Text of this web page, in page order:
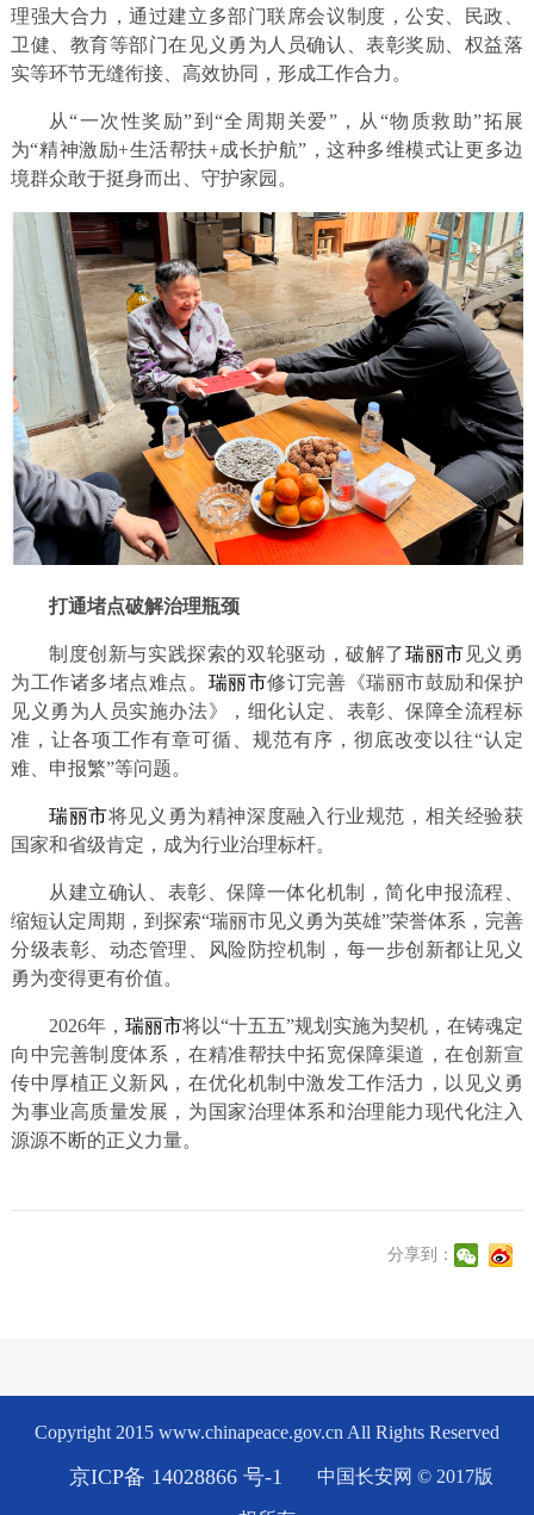
理强大合力，通过建立多部门联席会议制度，公安、民政、
卫健、教育等部门在见义勇为人员确认、表彰奖励、权益落
实等环节无缝衔接、高效协同，形成工作合力。
从“一次性奖励”到“全周期关爱”，从“物质救助”拓展
为“精神激励+生活帮扶+成长护航”，这种多维模式让更多边
境群众敢于挺身而出、守护家园。
打通堵点破解治理瓶颈
制度创新与实践探索的双轮驱动，破解了瑞丽市 见义勇
为工作诸多堵点难点。 瑞丽市修订完善《瑞丽市鼓励和保护
见义勇为人员实施办法》，细化认定、表彰、保障全流程标
准，让各项工作有章可循、规范有序，彻底改变以往“认定
难、申报繁”等问题。
瑞丽市将见义勇为精神深度融入行业规范，相关经验获
国家和省级肯定，成为行业治理标杆。
从建立确认、表彰、保障一体化机制，简化申报流程、
缩短认定周期，到探索“瑞丽市见义勇为英雄”荣誉体系，完善
分级表彰、动态管理、风险防控机制，每一步创新都让见义
勇为变得更有价值。
2026年， 瑞丽市将以“十五五”规划实施为契机，在铸魂定
向中完善制度体系，在精准帮扶中拓宽保障渠道，在创新宣
传中厚植正义新风，在优化机制中激发工作活力，以见义勇
为事业高质量发展，为国家治理体系和治理能力现代化注入
源源不断的正义力量。
分享到：
Copyright 2015 www.chinapeace.gov.cn All Rights Reserved
京ICP备 14028866 号-1 中国长安网 © 2017版